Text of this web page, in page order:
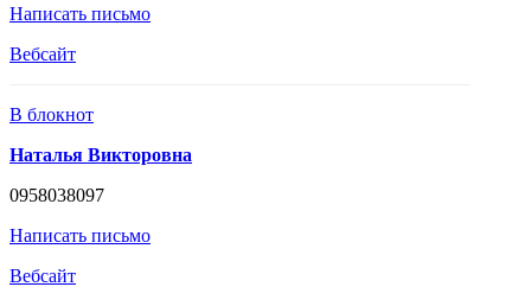
Написать письмо
Вебсайт
В блокнот
Наталья Викторовна
0958038097
Написать письмо
Вебсайт